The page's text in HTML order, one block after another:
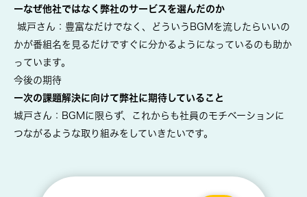
ーなぜ他社ではなく弊社のサービスを選んだのか
城戸さん：豊富なだけでなく、どういうBGMを流したらいいの
かが番組名を見るだけですぐに分かるようになっているのも助か
っています。
今後の期待
ー次の課題解決に向けて弊社に期待していること
城戸さん：BGMに限らず、これからも社員のモチベーションに
つながるような取り組みをしていきたいです。